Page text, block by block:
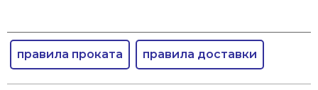
правила проката правила доставки